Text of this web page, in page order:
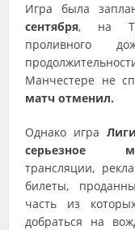
Игра была
сентября, на
проливного
Манчестере не
матч отменил.
Однако игра
серьезное
трансляции,
билеты,
часть из
добраться на